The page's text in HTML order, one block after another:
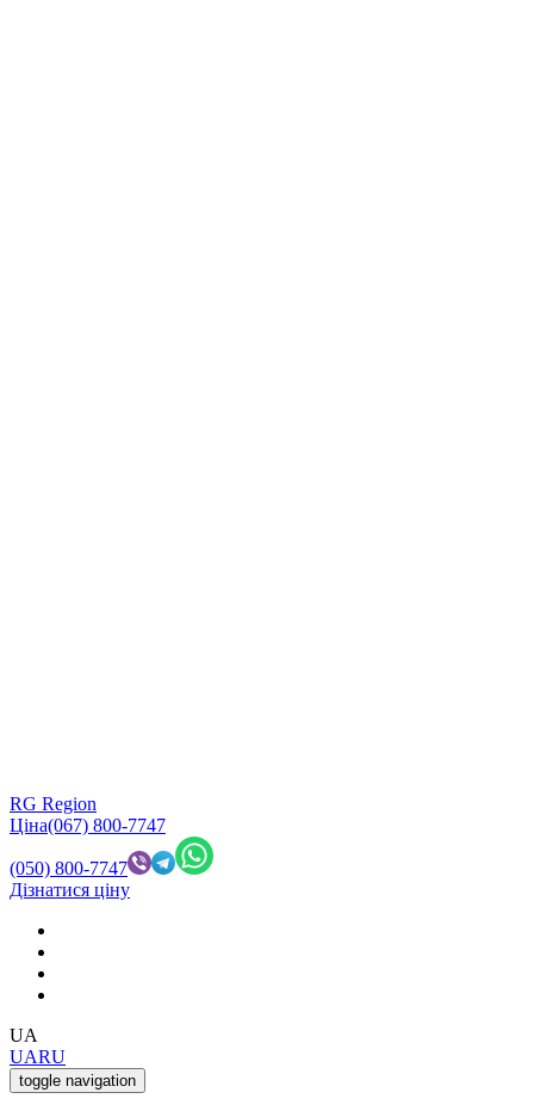
RG Region
Ціна(067) 800-7747
(050) 800-7747
Дізнатися ціну
UA
UARU
toggle navigation